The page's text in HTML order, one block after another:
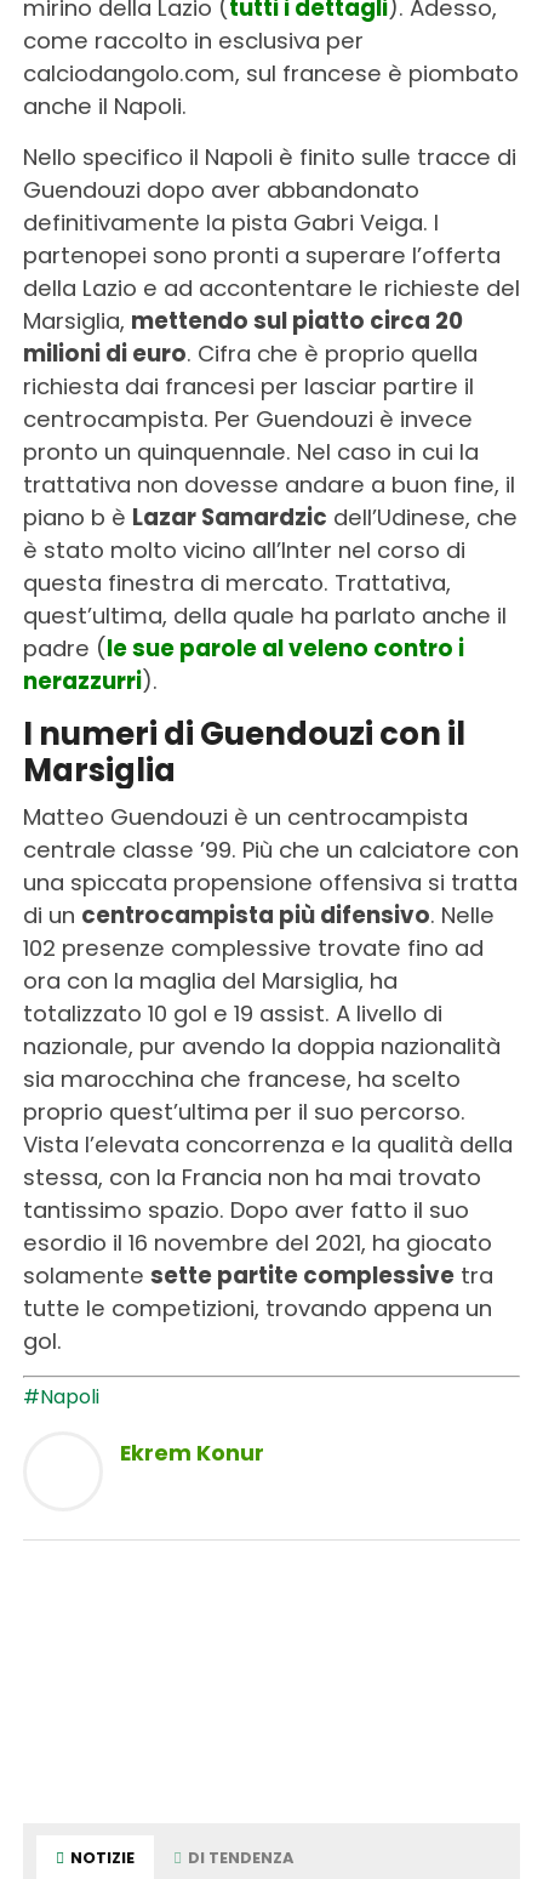
mirino della Lazio (tutti i dettagli). Adesso,
come raccolto in esclusiva per
calciodangolo.com, sul francese è piombato
anche il Napoli.
Nello specifico il Napoli è finito sulle tracce di
Guendouzi dopo aver abbandonato
definitivamente la pista Gabri Veiga. I
partenopei sono pronti a superare l’offerta
della Lazio e ad accontentare le richieste del
Marsiglia, mettendo sul piatto circa 20
milioni di euro. Cifra che è proprio quella
richiesta dai francesi per lasciar partire il
centrocampista. Per Guendouzi è invece
pronto un quinquennale. Nel caso in cui la
trattativa non dovesse andare a buon fine, il
piano b è Lazar Samardzic dell’Udinese, che
è stato molto vicino all’Inter nel corso di
questa finestra di mercato. Trattativa,
quest’ultima, della quale ha parlato anche il
padre (le sue parole al veleno contro i
nerazzurri).
I numeri di Guendouzi con il
Marsiglia
Matteo Guendouzi è un centrocampista
centrale classe ’99. Più che un calciatore con
una spiccata propensione offensiva si tratta
di un centrocampista più difensivo. Nelle
102 presenze complessive trovate fino ad
ora con la maglia del Marsiglia, ha
totalizzato 10 gol e 19 assist. A livello di
nazionale, pur avendo la doppia nazionalità
sia marocchina che francese, ha scelto
proprio quest’ultima per il suo percorso.
Vista l’elevata concorrenza e la qualità della
stessa, con la Francia non ha mai trovato
tantissimo spazio. Dopo aver fatto il suo
esordio il 16 novembre del 2021, ha giocato
solamente sette partite complessivetra
tutte le competizioni, trovando appena un
gol.
#Napoli
Ekrem Konur
NOTIZIE DI TENDENZA